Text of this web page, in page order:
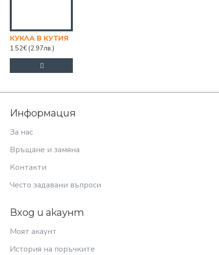
КУКЛА В КУТИЯ
1.52€ (2.97лв.)
Информация
За нас
Връщане и замяна
Контакти
Често задавани въпроси
Вход и акаунт
Моят акаунт
История на поръчките